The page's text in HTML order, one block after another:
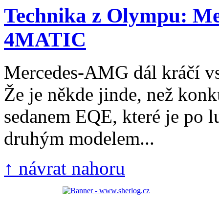
Technika z Olympu:
4MATIC
Mercedes-AMG dál kráčí
Že je někde jinde, než
sedanem EQE, které je
druhým modelem...
↑ návrat nahoru